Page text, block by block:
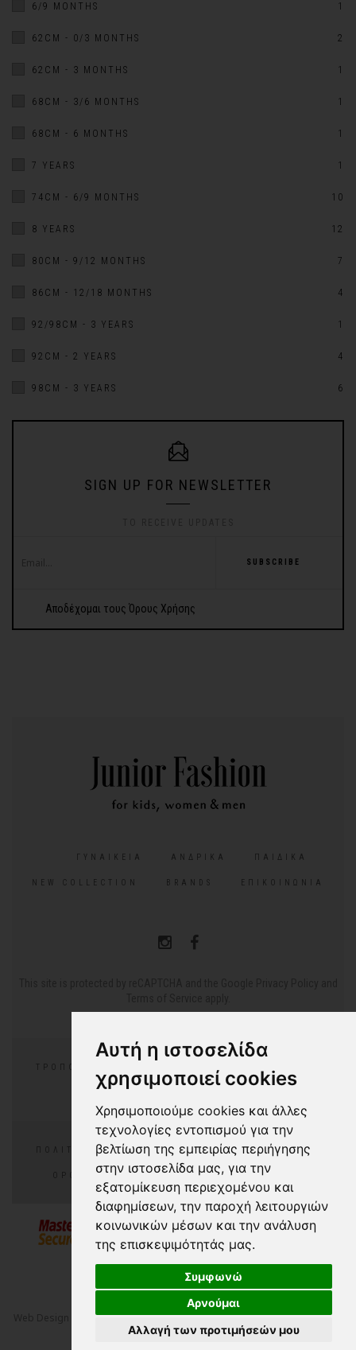
Αυτή η ιστοσελίδα
χρησιμοποιεί cookies
Χρησιμοποιούμε cookies και άλλες
τεχνολογίες εντοπισμού για την
βελτίωση της εμπειρίας περιήγησης
στην ιστοσελίδα μας, για την
εξατομίκευση περιεχομένου και
διαφημίσεων, την παροχή λειτουργιών
κοινωνικών μέσων και την ανάλυση
της επισκεψιμότητάς μας.
Συμφωνώ
Αρνούμαι
Αλλαγή των προτιμήσεών μου
6/9 MONTHS 1
62CM - 0/3 MONTHS 2
62CM - 3 MONTHS 1
68CM - 3/6 MONTHS 1
68CM - 6 MONTHS 1
7 YEARS 1
74CM - 6/9 MONTHS 10
8 YEARS 12
80CM - 9/12 MONTHS 7
86CM - 12/18 MONTHS 4
92/98CM - 3 YEARS 1
92CM - 2 YEARS 4
98CM - 3 YEARS 6
SIGN UP FOR NEWSLETTER
SUBSCRIBE
Αποδέχομαι τους Όρους Χρήσης
ΓΥΝΑΙΚΕΊΑ ΑΝΔΡΙΚΆ ΠΑΙΔΙΚΆ
NEW COLLECTION BRANDS ΕΠΙΚΟΙΝΩΝΊΑ
ΤΡΌΠΟΙ ΠΛΗΡΩΜΉΣ
ΠΟΛΙΤΙΚΉ ΑΠΟΡΡΉΤΟΥ ΠΟΛΙΤΙΚΉ COOKIES
ΌΡΟΙ ΧΡΉΣΗΣ COOKIES PREFERENCES
Digital MarketingbyNetPlanet S.A.© 2000-2026 All Rights
Reserved - Crazy in
withNetPlanet iCMS